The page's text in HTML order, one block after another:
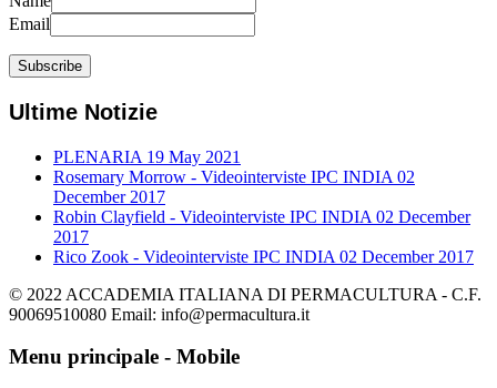
Email
Ultime Notizie
PLENARIA 19 May 2021
Rosemary Morrow - Videointerviste IPC INDIA 02
December 2017
Robin Clayfield - Videointerviste IPC INDIA 02 December
2017
Rico Zook - Videointerviste IPC INDIA 02 December 2017
© 2022 ACCADEMIA ITALIANA DI PERMACULTURA - C.F.
90069510080 Email: info@permacultura.it
Menu principale - Mobile